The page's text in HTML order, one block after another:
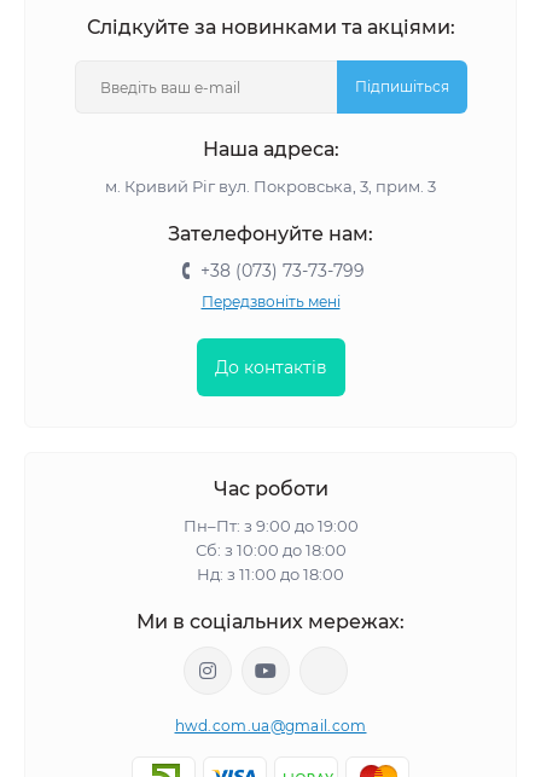
Слідкуйте за новинками та акціями:
Підпишіться
Наша адреса:
м. Кривий Ріг вул. Покровська, 3, прим. 3
Зателефонуйте нам:
+38 (073) 73-73-799
Передзвоніть мені
До контактів
Час роботи
Пн–Пт: з 9:00 до 19:00
Сб: з 10:00 до 18:00
Нд: з 11:00 до 18:00
Ми в соціальних мережах:
hwd.com.ua@gmail.com